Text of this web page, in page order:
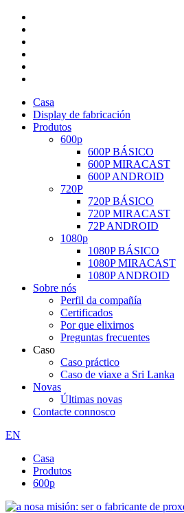
Casa
Display de fabricación
Produtos
600p
600P BÁSICO
600P MIRACAST
600P ANDROID
720P
720P BÁSICO
720P MIRACAST
72P ANDROID
1080p
1080P BÁSICO
1080P MIRACAST
1080P ANDROID
Sobre nós
Perfil da compañía
Certificados
Por que elixirnos
Preguntas frecuentes
Caso
Caso práctico
Caso de viaxe a Sri Lanka
Novas
Últimas novas
Contacte connosco
EN
Casa
Produtos
600p